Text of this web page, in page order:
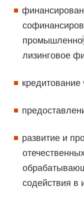
лизинговое
развитие и
содействия в